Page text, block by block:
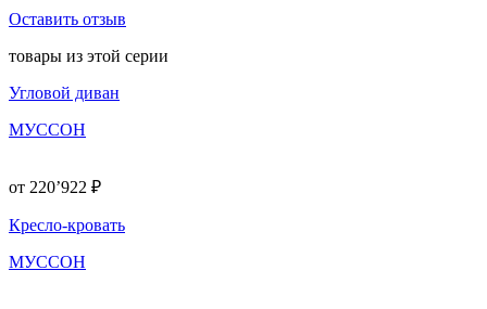
Оставить отзыв
товары из этой серии
Угловой диван
МУССОН
от 220’922 ₽
Кресло-кровать
МУССОН